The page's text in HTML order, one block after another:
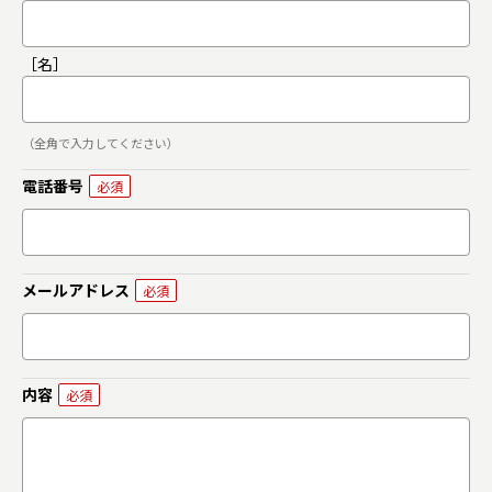
［名］
（全角で入力してください）
電話番号
メールアドレス
内容